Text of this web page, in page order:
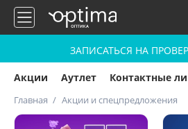
ЗАПИСАТЬСЯ НА
Акции Аутлет Контактные
Главная Акции и спецпредложения